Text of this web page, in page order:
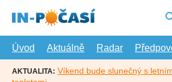
hlavní
Úvod
Aktuálně Radar
AKTUALITA: Víkend bude slunečný s